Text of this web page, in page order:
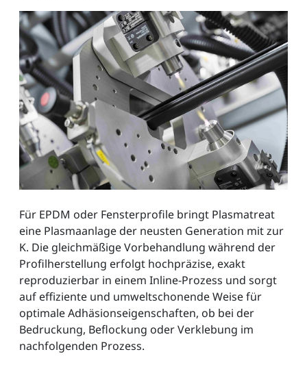
Für EPDM oder Fensterprofile bringt Plasmatreat
eine Plasmaanlage der neusten Generation mit zur
K. Die gleichmäßige Vorbehandlung während der
Profilherstellung erfolgt hochpräzise, exakt
reproduzierbar in einem Inline-Prozess und sorgt
auf effiziente und umweltschonende Weise für
optimale Adhäsionseigenschaften, ob bei der
Bedruckung, Beflockung oder Verklebung im
nachfolgenden Prozess.